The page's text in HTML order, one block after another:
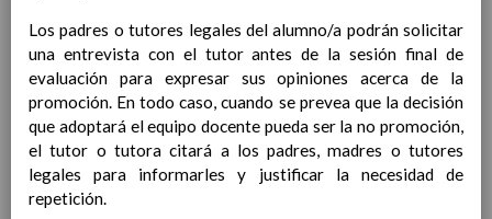
Contenido
IntroducciÃ³n
AnÃ¡lisis del Contexto
Proyecto Educativo
Marco Normativo
Objetivos propios para la mejora del rendimiento
Los padres o tutores legales del alumno/a podrán solicitar
una entrevista con el tutor antes de la sesión final de
evaluación para expresar sus opiniones acerca de la
promoción. En todo caso, cuando se prevea que la decisión
que adoptará el equipo docente pueda ser la no promoción,
el tutor o tutora citará a los padres, madres o tutores
legales para informarles y justificar la necesidad de
repetición.